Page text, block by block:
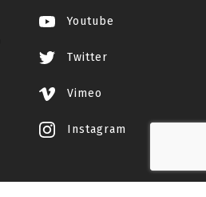
Youtube
Twitter
Vimeo
Instagram